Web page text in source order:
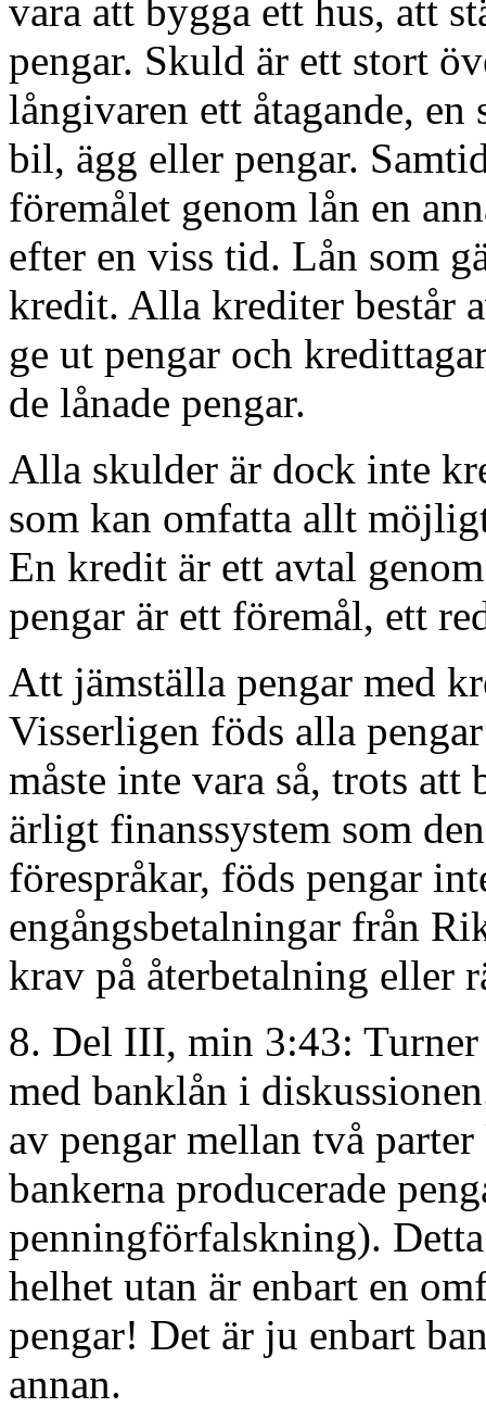
vara att bygga ett hus, att
pengar. Skuld är ett stort
långivaren ett åtagande,
bil, ägg eller pengar.
föremålet genom lån en
efter en viss tid. Lån som
kredit. Alla krediter består
ge ut pengar och
de lånade pengar.
Alla skulder är dock inte
som kan omfatta allt
En kredit är ett avtal
pengar är ett föremål, ett
Att jämställa pengar med
Visserligen föds alla
måste inte vara så, trots
ärligt finanssystem som
förespråkar, föds pengar
engångsbetalningar från
krav på återbetalning eller
8. Del III, min 3:43:
med banklån i
av pengar mellan två
bankerna producerade
penningförfalskning).
helhet utan är enbart en
pengar! Det är ju enbart
annan.